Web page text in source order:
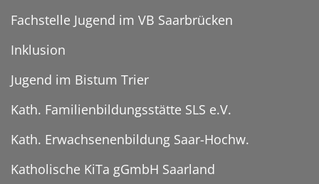
Fachstelle Jugend im VB Saarbrücken
Inklusion
Jugend im Bistum Trier
Kath. Familienbildungsstätte SLS e.V.
Kath. Erwachsenenbildung Saar-Hochw.
Katholische KiTa gGmbH Saarland